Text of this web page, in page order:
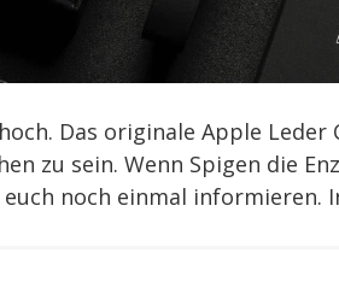
Das originale Apple Leder
zu sein. Wenn Spigen die
noch einmal informieren.